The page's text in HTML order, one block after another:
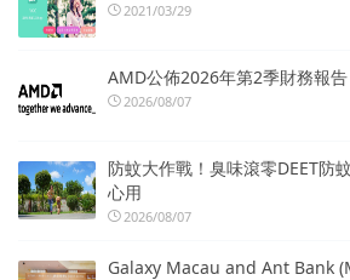
2021/03/29
AMD公佈2026年第2季財務報告
2026/08/07
防蚊大作戰！臭味滾零DEET防
心用
2026/08/07
Galaxy Macau and Ant Bank